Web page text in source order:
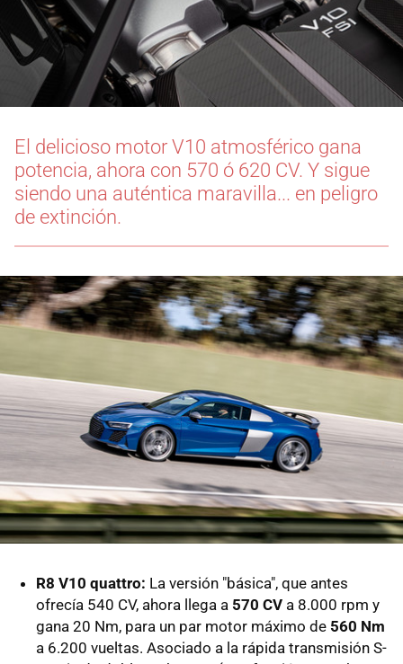
El delicioso motor V10 atmosférico gana
potencia, ahora con 570 ó 620 CV. Y sigue
siendo una auténtica maravilla... en peligro
de extinción.
R8 V10 quattro: La versión "básica", que antes
ofrecía 540 CV, ahora llega a 570 CV a 8.000 rpm y
gana 20 Nm, para un par motor máximo de 560 Nm
a 6.200 vueltas. Asociado a la rápida transmisión S-